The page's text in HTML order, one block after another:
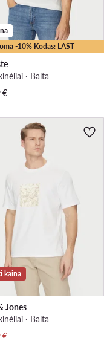
-10% Kodas: LAST
· Balta
€
kaina
Jones
· Balta
kaina
€